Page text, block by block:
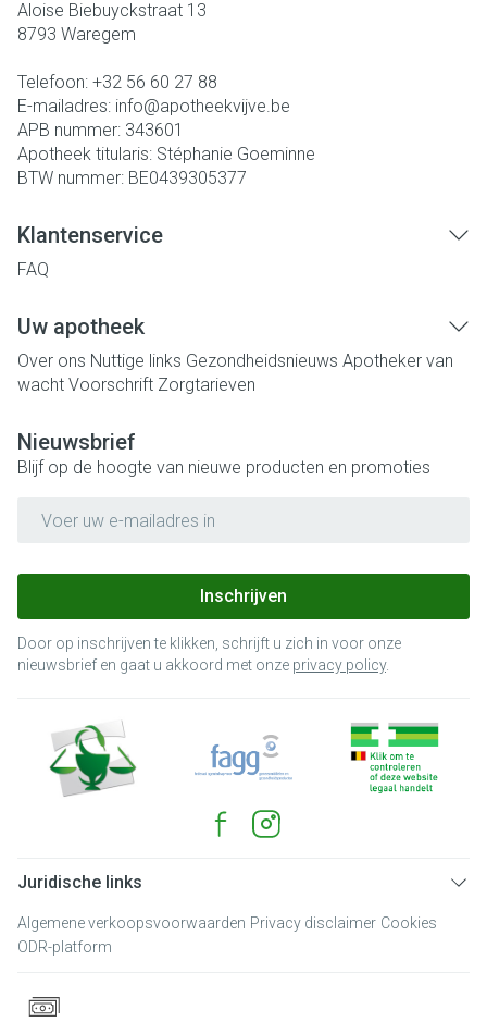
Aloise Biebuyckstraat 13
8793 Waregem
Telefoon: +32 56 60 27 88
E-mailadres: info@apotheekvijve.be
APB nummer: 343601
Apotheek titularis: Stéphanie Goeminne
BTW nummer: BE0439305377
Klantenservice
FAQ
Uw apotheek
Over ons Nuttige links Gezondheidsnieuws Apotheker van
wacht Voorschrift Zorgtarieven
Nieuwsbrief
Blijf op de hoogte van nieuwe producten en promoties
Inschrijven
Door op inschrijven te klikken, schrijft u zich in voor onze
nieuwsbrief en gaat u akkoord met onze privacy policy.
Juridische links
Algemene verkoopsvoorwaarden Privacy disclaimer Cookies
ODR-platform